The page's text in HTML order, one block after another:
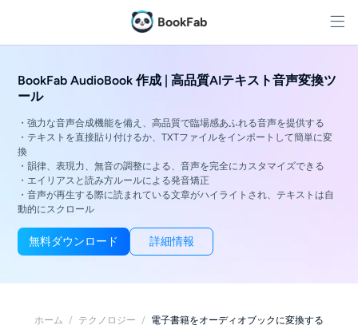
BookFab
BookFab AudioBook 作成 | 高品質AIテキスト音声変換ツ
ール
・強力な音声合成機能を備え、高品質で臨場感あふれる音声を提供する
・テキストを直接貼り付けるか、TXTファイルをインポートして簡単に変
換
・韻律、表現力、無音の調整による、音声を完全にカスタマイズできる
・エイリアスと読み方ルールによる発音矯正
・音声が再生する際に読まれている文章がハイライトされ、テキストは自
動的にスクロール
無料ダウンロード 詳細情報
ホーム / テクノロジー / 電子書籍をオーディオブックに変換する